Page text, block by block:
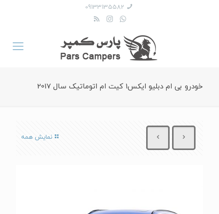
09133135582
خودرو بی ام دبلیو ایکس1 کیت ام اتوماتیک سال 2017
نمایش همه